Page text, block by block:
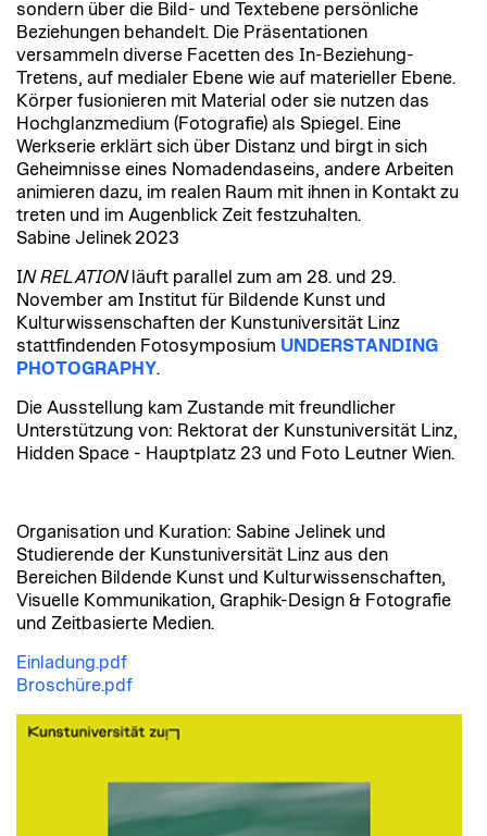
sondern über die Bild- und Textebene persönliche
Beziehungen behandelt. Die Präsentationen
versammeln diverse Facetten des In-Beziehung-
Tretens, auf medialer Ebene wie auf materieller Ebene.
Körper fusionieren mit Material oder sie nutzen das
Hochglanzmedium (Fotografie) als Spiegel. Eine
Werkserie erklärt sich über Distanz und birgt in sich
Geheimnisse eines Nomadendaseins, andere Arbeiten
animieren dazu, im realen Raum mit ihnen in Kontakt zu
treten und im Augenblick Zeit festzuhalten.
Sabine Jelinek 2023
IN RELATION läuft parallel zum am 28. und 29.
November am Institut für Bildende Kunst und
Kulturwissenschaften der Kunstuniversität Linz
stattfindenden Fotosymposium UNDERSTANDING
PHOTOGRAPHY.
Die Ausstellung kam Zustande mit freundlicher
Unterstützung von: Rektorat der Kunstuniversität Linz,
Hidden Space - Hauptplatz 23 und Foto Leutner Wien.
Organisation und Kuration: Sabine Jelinek und
Studierende der Kunstuniversität Linz aus den
Bereichen Bildende Kunst und Kulturwissenschaften,
Visuelle Kommunikation, Graphik-Design & Fotografie
und Zeitbasierte Medien.
Einladung.pdf
Broschüre.pdf